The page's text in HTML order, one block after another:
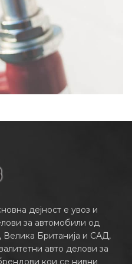
дејност е увоз и
за автомобили од
Велика Британија и САД,
авто делови за
кои се нивни